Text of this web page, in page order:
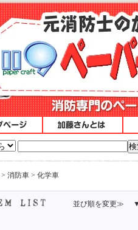
> 消防車 > 化学車
並び順を変更≫